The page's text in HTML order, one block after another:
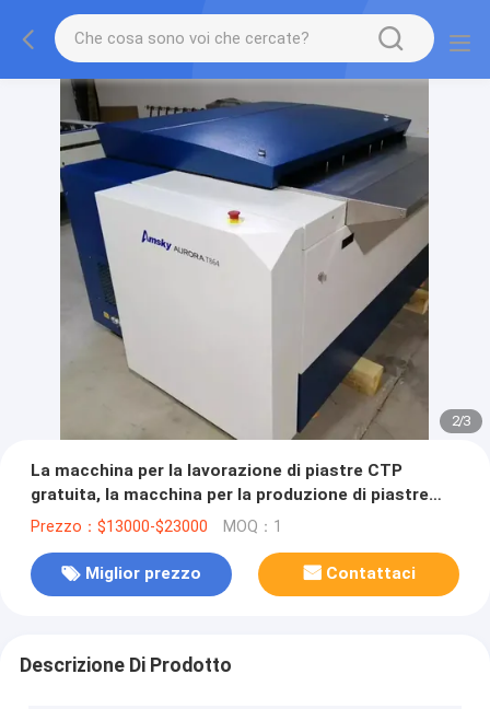
2/3
La macchina per la lavorazione di piastre CTP
gratuita, la macchina per la produzione di piastre
informatica
Prezzo：$13000-$23000 MOQ：1
Miglior prezzo Contattaci
Descrizione Di Prodotto